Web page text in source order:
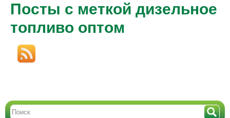
Посты с меткой дизельное
топливо оптом